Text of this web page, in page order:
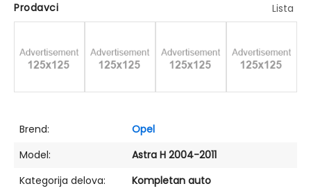
Prodavci Lista
Brend:
Opel
Model:
Astra H 2004-2011
Kategorija delova:
Kompletan auto